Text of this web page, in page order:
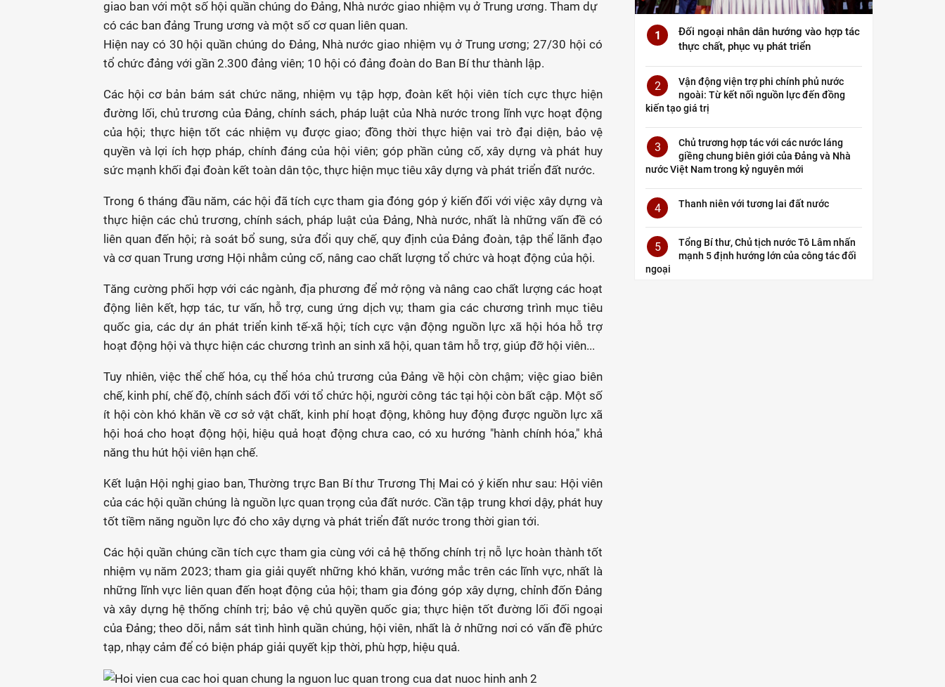
giao ban với một số hội quần chúng do Đảng, Nhà nước giao nhiệm vụ ở Trung ương. Tham dự
có các ban đảng Trung ương và một số cơ quan liên quan.
Hiện nay có 30 hội quần chúng do Đảng, Nhà nước giao nhiệm vụ ở Trung ương; 27/30 hội có
tổ chức đảng với gần 2.300 đảng viên; 10 hội có đảng đoàn do Ban Bí thư thành lập.
Các hội cơ bản bám sát chức năng, nhiệm vụ tập hợp, đoàn kết hội viên tích cực thực hiện
đường lối, chủ trương của Đảng, chính sách, pháp luật của Nhà nước trong lĩnh vực hoạt động
của hội; thực hiện tốt các nhiệm vụ được giao; đồng thời thực hiện vai trò đại diện, bảo vệ
quyền và lợi ích hợp pháp, chính đáng của hội viên; góp phần củng cố, xây dựng và phát huy
sức mạnh khối đại đoàn kết toàn dân tộc, thực hiện mục tiêu xây dựng và phát triển đất nước.
Trong 6 tháng đầu năm, các hội đã tích cực tham gia đóng góp ý kiến đối với việc xây dựng và
thực hiện các chủ trương, chính sách, pháp luật của Đảng, Nhà nước, nhất là những vấn đề có
liên quan đến hội; rà soát bổ sung, sửa đổi quy chế, quy định của Đảng đoàn, tập thể lãnh đạo
và cơ quan Trung ương Hội nhằm củng cố, nâng cao chất lượng tổ chức và hoạt động của hội.
Tăng cường phối hợp với các ngành, địa phương để mở rộng và nâng cao chất lượng các hoạt
động liên kết, hợp tác, tư vấn, hỗ trợ, cung ứng dịch vụ; tham gia các chương trình mục tiêu
quốc gia, các dự án phát triển kinh tế-xã hội; tích cực vận động nguồn lực xã hội hóa hỗ trợ
hoạt động hội và thực hiện các chương trình an sinh xã hội, quan tâm hỗ trợ, giúp đỡ hội viên...
Tuy nhiên, việc thể chế hóa, cụ thể hóa chủ trương của Đảng về hội còn chậm; việc giao biên
chế, kinh phí, chế độ, chính sách đối với tổ chức hội, người công tác tại hội còn bất cập. Một số
ít hội còn khó khăn về cơ sở vật chất, kinh phí hoạt động, không huy động được nguồn lực xã
hội hoá cho hoạt động hội, hiệu quả hoạt động chưa cao, có xu hướng "hành chính hóa," khả
năng thu hút hội viên hạn chế.
Kết luận Hội nghị giao ban, Thường trực Ban Bí thư Trương Thị Mai có ý kiến như sau: Hội viên
của các hội quần chúng là nguồn lực quan trọng của đất nước. Cần tập trung khơi dậy, phát huy
tốt tiềm năng nguồn lực đó cho xây dựng và phát triển đất nước trong thời gian tới.
Các hội quần chúng cần tích cực tham gia cùng với cả hệ thống chính trị nỗ lực hoàn thành tốt
nhiệm vụ năm 2023; tham gia giải quyết những khó khăn, vướng mắc trên các lĩnh vực, nhất là
những lĩnh vực liên quan đến hoạt động của hội; tham gia đóng góp xây dựng, chỉnh đốn Đảng
và xây dựng hệ thống chính trị; bảo vệ chủ quyền quốc gia; thực hiện tốt đường lối đối ngoại
của Đảng; theo dõi, nắm sát tình hình quần chúng, hội viên, nhất là ở những nơi có vấn đề phức
tạp, nhạy cảm để có biện pháp giải quyết kịp thời, phù hợp, hiệu quả.
1
Đối ngoại nhân dân hướng vào hợp tác
thực chất, phục vụ phát triển
2
Vận động viện trợ phi chính phủ nước
ngoài: Từ kết nối nguồn lực đến đồng
kiến tạo giá trị
3
Chủ trương hợp tác với các nước láng
giềng chung biên giới của Đảng và Nhà
nước Việt Nam trong kỷ nguyên mới
4 Thanh niên với tương lai đất nước
5
Tổng Bí thư, Chủ tịch nước Tô Lâm nhấn
mạnh 5 định hướng lớn của công tác đối
ngoại